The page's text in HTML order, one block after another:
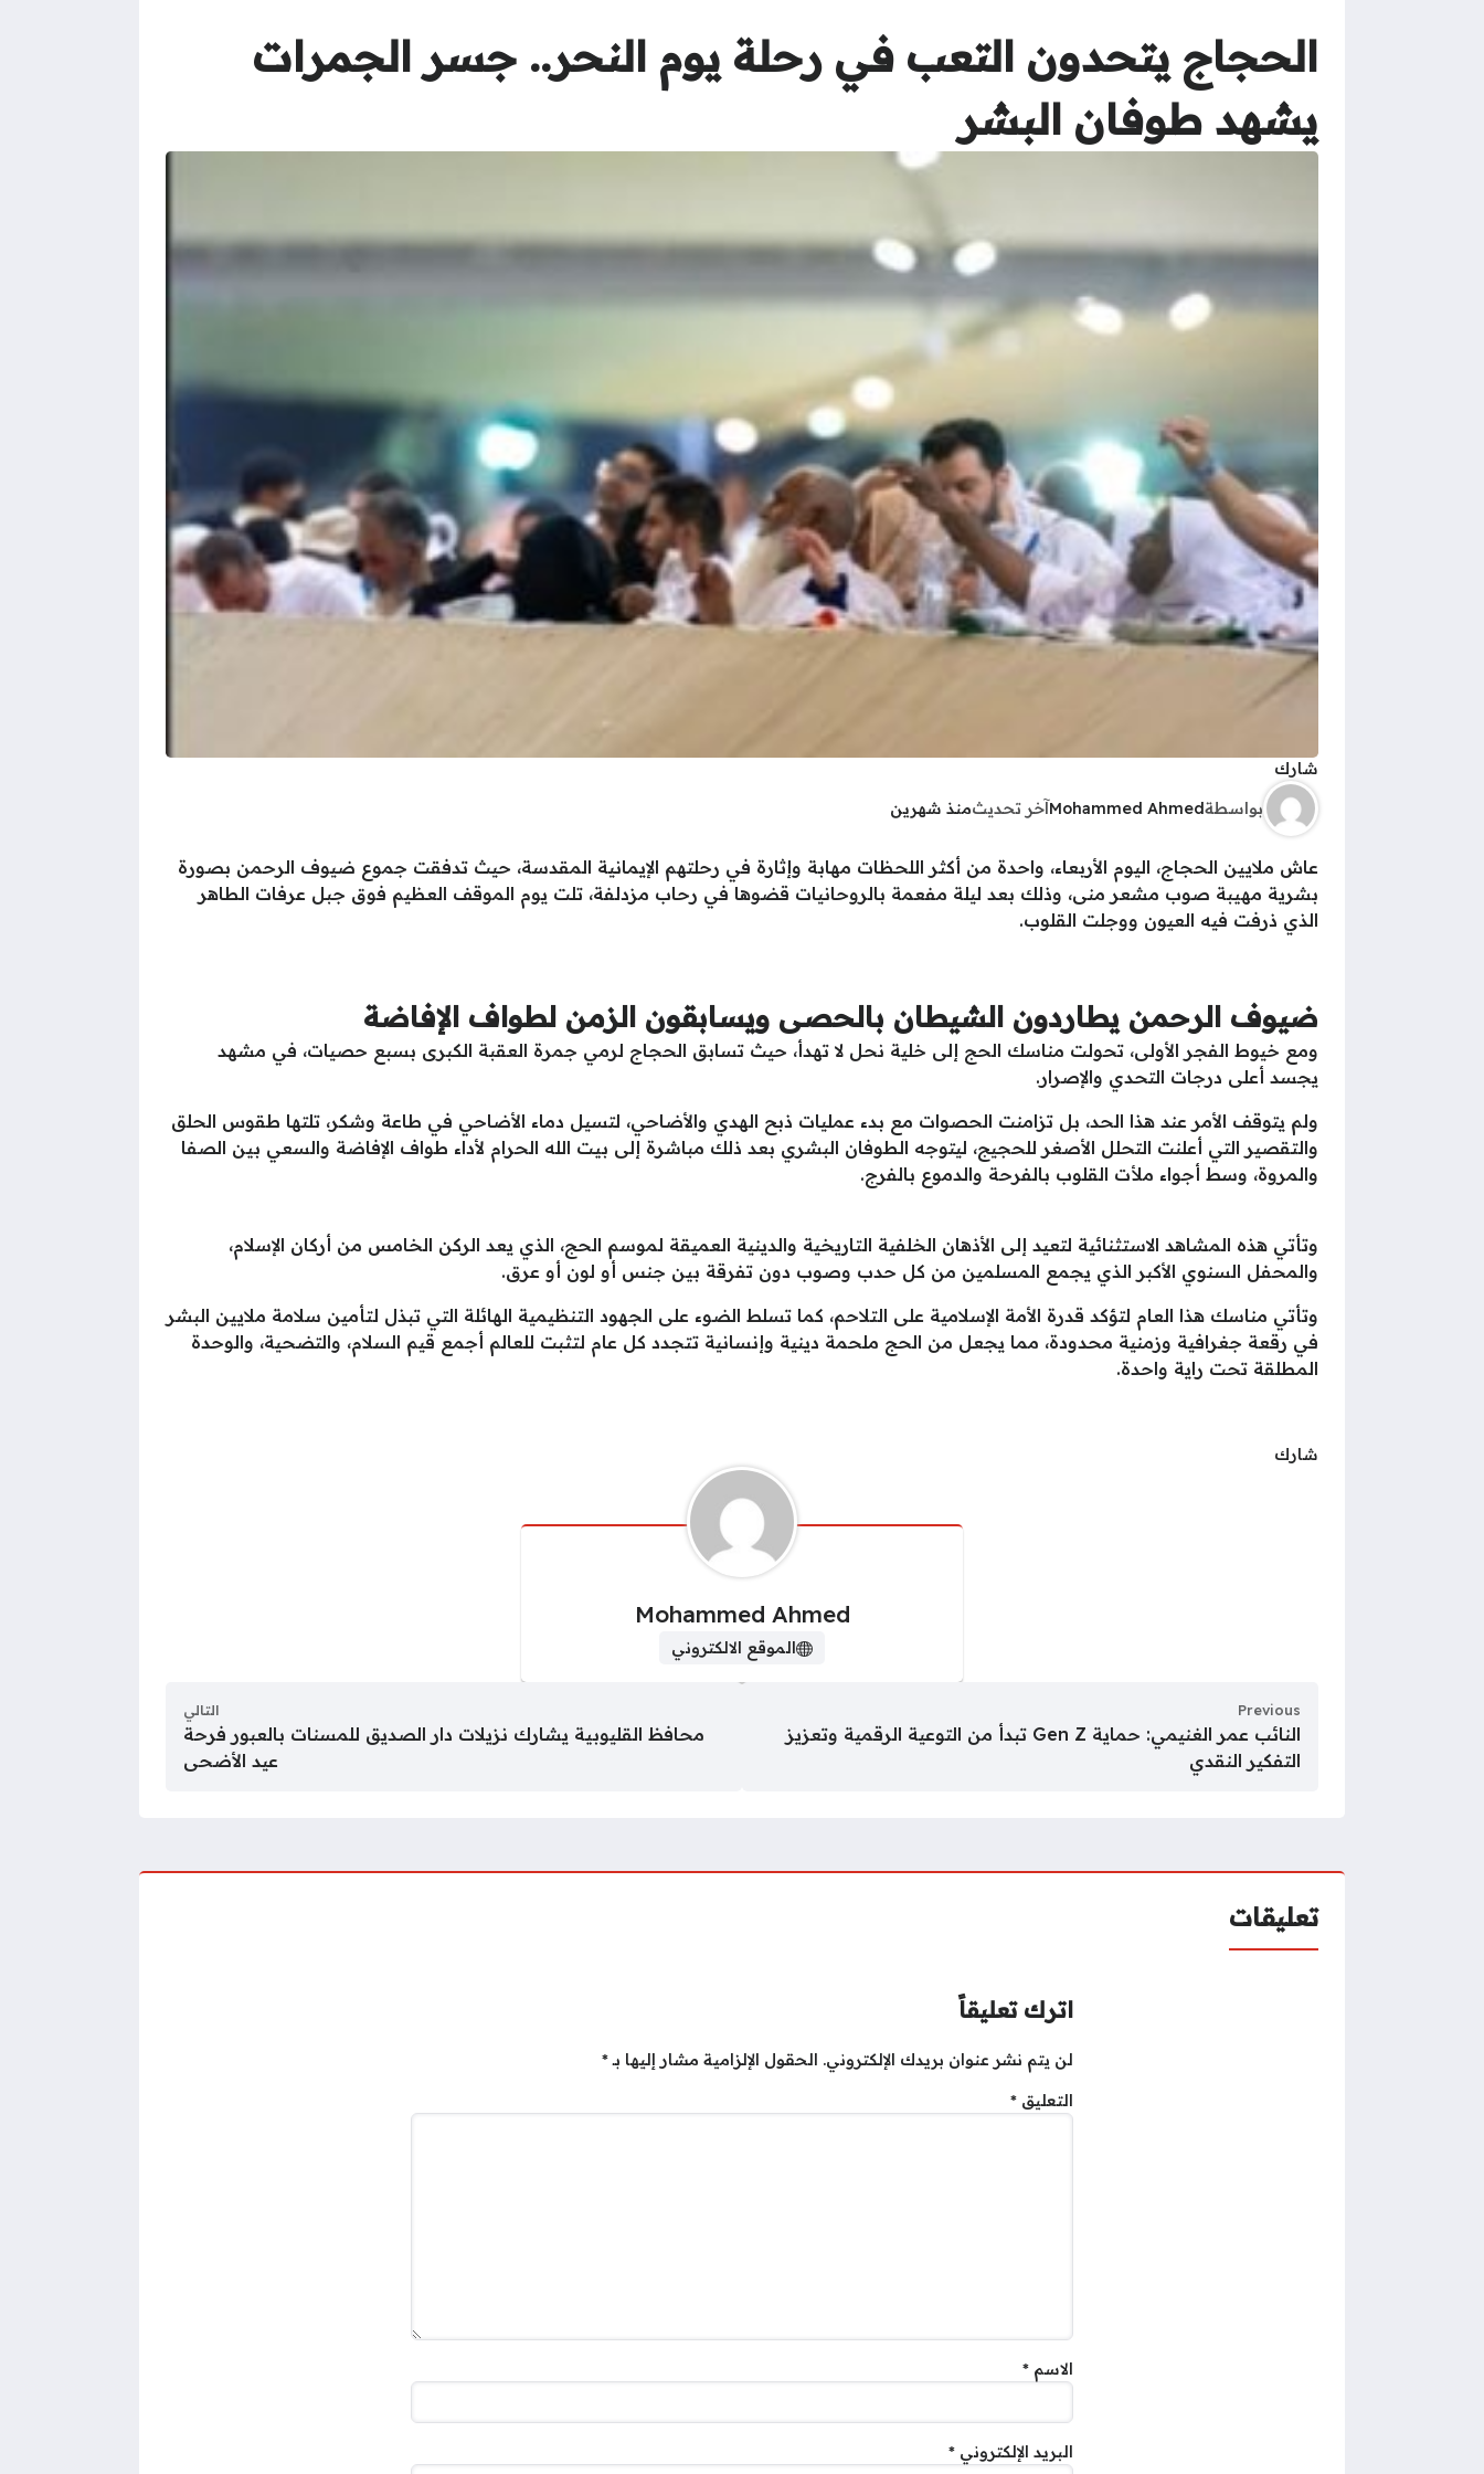
الحجاج يتحدون التعب في رحلة يوم النحر.. جسر الجمرات
يشهد طوفان البشر
شارك
بواسطةMohammed Ahmedآخر تحديثمنذ شهرين
عاش ملايين الحجاج، اليوم الأربعاء، واحدة من أكثر اللحظات مهابة وإثارة في رحلتهم الإيمانية المقدسة، حيث تدفقت جموع ضيوف الرحمن بصورة
بشرية مهيبة صوب مشعر منى، وذلك بعد ليلة مفعمة بالروحانيات قضوها في رحاب مزدلفة، تلت يوم الموقف العظيم فوق جبل عرفات الطاهر
الذي ذرفت فيه العيون ووجلت القلوب.
ضيوف الرحمن يطاردون الشيطان بالحصى ويسابقون الزمن لطواف الإفاضة
ومع خيوط الفجر الأولى، تحولت مناسك الحج إلى خلية نحل لا تهدأ، حيث تسابق الحجاج لرمي جمرة العقبة الكبرى بسبع حصيات، في مشهد
يجسد أعلى درجات التحدي والإصرار.
ولم يتوقف الأمر عند هذا الحد، بل تزامنت الحصوات مع بدء عمليات ذبح الهدي والأضاحي، لتسيل دماء الأضاحي في طاعة وشكر، تلتها طقوس الحلق
والتقصير التي أعلنت التحلل الأصغر للحجيج، ليتوجه الطوفان البشري بعد ذلك مباشرة إلى بيت الله الحرام لأداء طواف الإفاضة والسعي بين الصفا
والمروة، وسط أجواء ملأت القلوب بالفرحة والدموع بالفرج.
وتأتي هذه المشاهد الاستثنائية لتعيد إلى الأذهان الخلفية التاريخية والدينية العميقة لموسم الحج، الذي يعد الركن الخامس من أركان الإسلام،
والمحفل السنوي الأكبر الذي يجمع المسلمين من كل حدب وصوب دون تفرقة بين جنس أو لون أو عرق.
وتأتي مناسك هذا العام لتؤكد قدرة الأمة الإسلامية على التلاحم، كما تسلط الضوء على الجهود التنظيمية الهائلة التي تبذل لتأمين سلامة ملايين البشر
في رقعة جغرافية وزمنية محدودة، مما يجعل من الحج ملحمة دينية وإنسانية تتجدد كل عام لتثبت للعالم أجمع قيم السلام، والتضحية، والوحدة
المطلقة تحت راية واحدة.
شارك
Mohammed Ahmed
الموقع الالكتروني
Previous
النائب عمر الغنيمي: حماية Gen Z تبدأ من التوعية الرقمية وتعزيز
التفكير النقدي
التالي
محافظ القليوبية يشارك نزيلات دار الصديق للمسنات بالعبور فرحة
عيد الأضحى
تعليقات
اترك تعليقاً
لن يتم نشر عنوان بريدك الإلكتروني. الحقول الإلزامية مشار إليها بـ*
التعليق *
الاسم *
البريد الإلكتروني *